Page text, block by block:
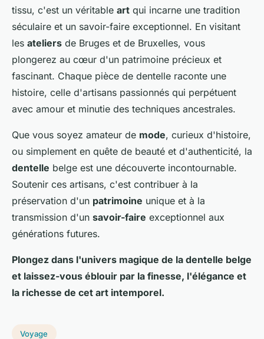
tissu, c'est un véritable art qui incarne une tradition
séculaire et un savoir-faire exceptionnel. En visitant
les ateliers de Bruges et de Bruxelles, vous
plongerez au cœur d'un patrimoine précieux et
fascinant. Chaque pièce de dentelle raconte une
histoire, celle d'artisans passionnés qui perpétuent
avec amour et minutie des techniques ancestrales.
Que vous soyez amateur de mode, curieux d'histoire,
ou simplement en quête de beauté et d'authenticité, la
dentelle belge est une découverte incontournable.
Soutenir ces artisans, c'est contribuer à la
préservation d'un patrimoine unique et à la
transmission d'un savoir-faire exceptionnel aux
générations futures.
Plongez dans l'univers magique de la dentelle belge
et laissez-vous éblouir par la finesse, l'élégance et
la richesse de cet art intemporel.
Voyage